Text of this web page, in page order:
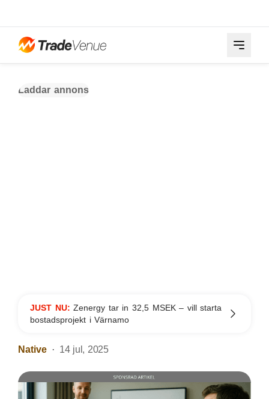
Laddar annons
JUST NU:Zenergy tar in 32,5 MSEK – vill starta
bostadsprojekt i Värnamo
Native 14 jul, 2025